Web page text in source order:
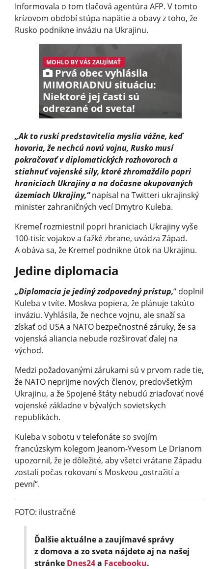
Informovala o tom tlačová agentúra AFP. V tomto
krízovom období stúpa napätie a obavy z toho, že
Rusko podnikne inváziu na Ukrajinu.
MOHLO BY VÁS ZAUJÍMAŤ
Prvá obec vyhlásila
MIMORIADNU situáciu:
Niektoré jej časti sú
odrezané od sveta!
„Ak to ruskí predstavitelia myslia vážne, keď
hovoria, že nechcú novú vojnu, Rusko musí
pokračovať v diplomatických rozhovoroch a
stiahnuť vojenské sily, ktoré zhromaždilo popri
hraniciach Ukrajiny a na dočasne okupovaných
územiach Ukrajiny,“napísal na Twitteri ukrajinský
minister zahraničných vecí Dmytro Kuleba.
Kremeľ rozmiestnil popri hraniciach Ukrajiny vyše
100-tisíc vojakov a ťažké zbrane, uvádza Západ.
A obáva sa, že Kremeľ podnikne útok na Ukrajinu.
Jedine diplomacia
„Diplomacia je jediný zodpovedný prístup,“ doplnil
Kuleba v tvíte. Moskva popiera, že plánuje takúto
inváziu. Vyhlásila, že nechce vojnu, ale snaží sa
získať od USA a NATO bezpečnostné záruky, že sa
vojenská aliancia nebude rozširovať ďalej na
východ.
Medzi požadovanými zárukami sú v prvom rade tie,
že NATO neprijme nových členov, predovšetkým
Ukrajinu, a že Spojené štáty nebudú zriaďovať nové
vojenské základne v bývalých sovietskych
republikách.
Kuleba v sobotu v telefonáte so svojím
francúzskym kolegom Jeanom-Yvesom Le Drianom
upozornil, že je dôležité, aby všetci vrátane Západu
zostali počas rokovaní s Moskvou „ostražití a
pevní“.
FOTO: ilustračné
Ďalšie aktuálne a zaujímavé správy
z domova a zo sveta nájdete aj na našej
stránke Dnes24a Facebooku.